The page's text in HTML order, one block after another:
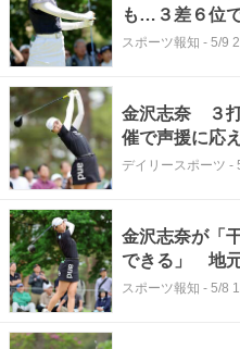
も…３差６位
ャー２連勝狙
スポーツ報知 - 5/9
金沢志奈 ３
催で声援に応
納豆のように
デイリースポーツ -
金沢志奈が「
できる」 地元
差４位浮上
スポーツ報知 - 5/8